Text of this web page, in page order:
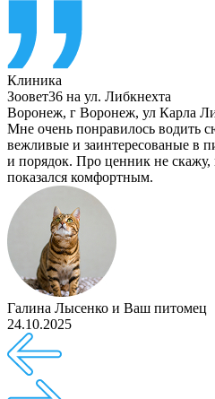
Клиника
Зоовет36 на ул. Либкнехта
Воронеж, г Воронеж, ул Карла
Мне очень понравилось водить
вежливые и заинтересованые в
и порядок. Про ценник не скажу,
показался комфортным.
Галина Лысенко и Ваш питомец
24.10.2025